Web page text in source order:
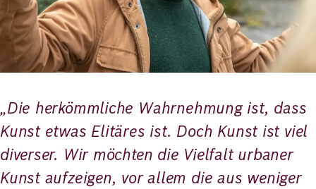
„Die herkömmliche Wahrnehmung ist, dass
Kunst etwas Elitäres ist. Doch Kunst ist viel
diverser. Wir möchten die Vielfalt urbaner
Kunst aufzeigen, vor allem die aus weniger